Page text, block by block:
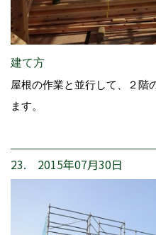
建て方
屋根の作業と並行して、２階
ます。
23. 2015年07月30日